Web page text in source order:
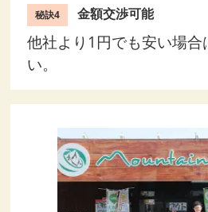
秘訣4 金額交渉可能
他社より1円でも安い場合
い。